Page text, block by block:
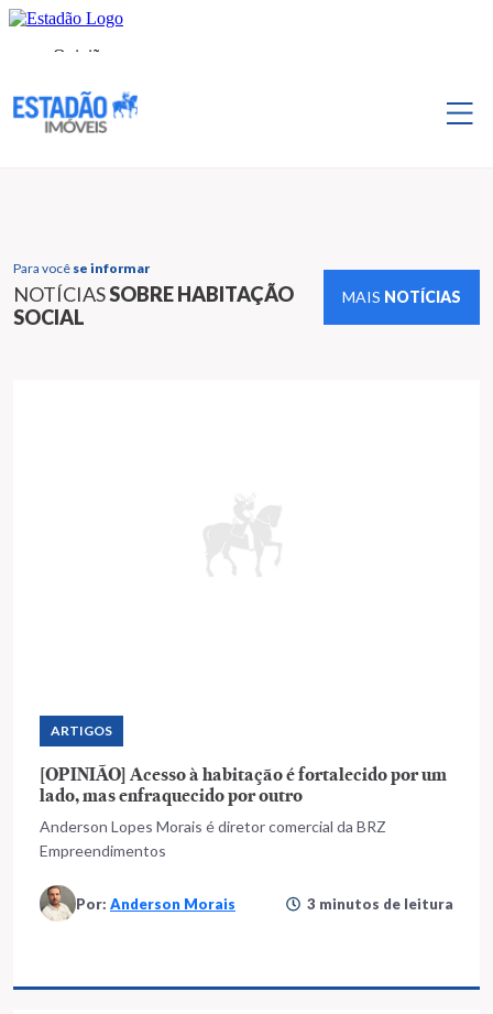
Para você se informar
NOTÍCIASSOBRE HABITAÇÃO
SOCIAL
MAIS NOTÍCIAS
ARTIGOS
[OPINIÃO] Acesso à habitação é fortalecido por um
lado, mas enfraquecido por outro
Anderson Lopes Morais é diretor comercial da BRZ
Empreendimentos
Por: Anderson Morais 3 minutos de leitura